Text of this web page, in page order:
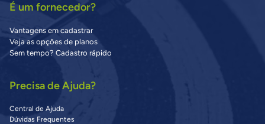
É um fornecedor?
Vantagens em cadastrar
Veja as opções de planos
Sem tempo? Cadastro rápido
Precisa de Ajuda?
Central de Ajuda
Dúvidas Frequentes